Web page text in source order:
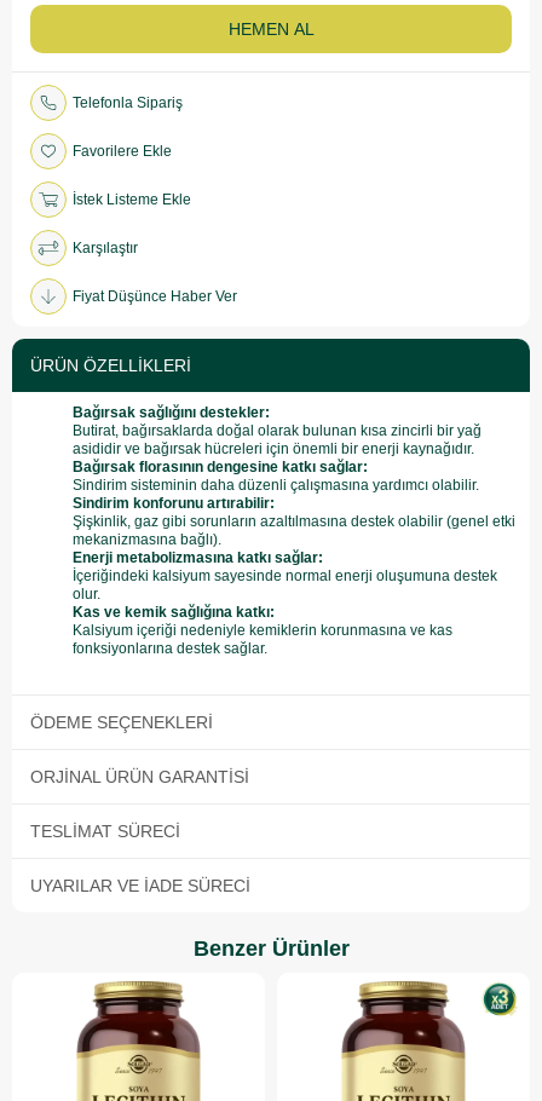
Telefonla Sipariş
Favorilere Ekle
İstek Listeme Ekle
Karşılaştır
Fiyat Düşünce Haber Ver
ÜRÜN ÖZELLIKLERI
Bağırsak sağlığını destekler:
Butirat, bağırsaklarda doğal olarak bulunan kısa zincirli bir yağ
asididir ve bağırsak hücreleri için önemli bir enerji kaynağıdır.
Bağırsak florasının dengesine katkı sağlar:
Sindirim sisteminin daha düzenli çalışmasına yardımcı olabilir.
Sindirim konforunu artırabilir:
Şişkinlik, gaz gibi sorunların azaltılmasına destek olabilir (genel etki
mekanizmasına bağlı).
Enerji metabolizmasına katkı sağlar:
İçeriğindeki kalsiyum sayesinde normal enerji oluşumuna destek
olur.
Kas ve kemik sağlığına katkı:
Kalsiyum içeriği nedeniyle kemiklerin korunmasına ve kas
fonksiyonlarına destek sağlar.
ÖDEME SEÇENEKLERI
ORJINAL ÜRÜN GARANTISI
TESLIMAT SÜRECI
UYARILAR VE İADE SÜRECI
Benzer Ürünler